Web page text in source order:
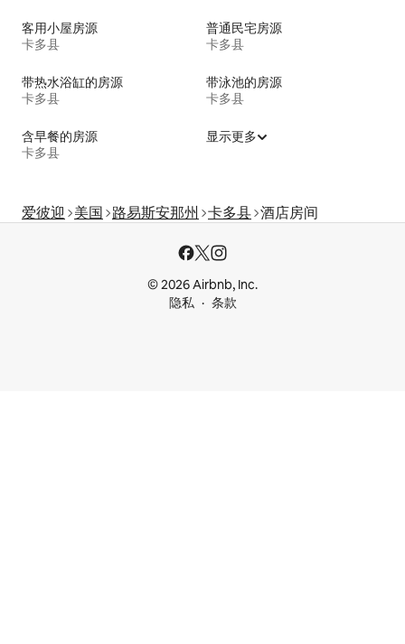
客用小屋房源
卡多县
普通民宅房源
卡多县
带热水浴缸的房源
卡多县
带泳池的房源
卡多县
含早餐的房源
卡多县
显示更多
爱彼迎 美国 路易斯安那州 卡多县 酒店房间
© 2026 Airbnb, Inc.
隐私
条款